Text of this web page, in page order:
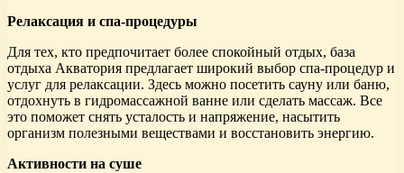
Релаксация и спа-процедуры
Для тех, кто предпочитает более спокойный отдых, база
отдыха Акватория предлагает широкий выбор спа-процедур и
услуг для релаксации. Здесь можно посетить сауну или баню,
отдохнуть в гидромассажной ванне или сделать массаж. Все
это поможет снять усталость и напряжение, насытить
организм полезными веществами и восстановить энергию.
Активности на суше